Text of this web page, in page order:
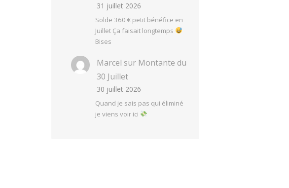
31 juillet 2026
Solde 360 € petit bénéfice en
Juillet Ça faisait longtemps
Bises
Marcel sur Montante du
30 Juillet
30 juillet 2026
Quand je sais pas qui éliminé
je viens voir ici